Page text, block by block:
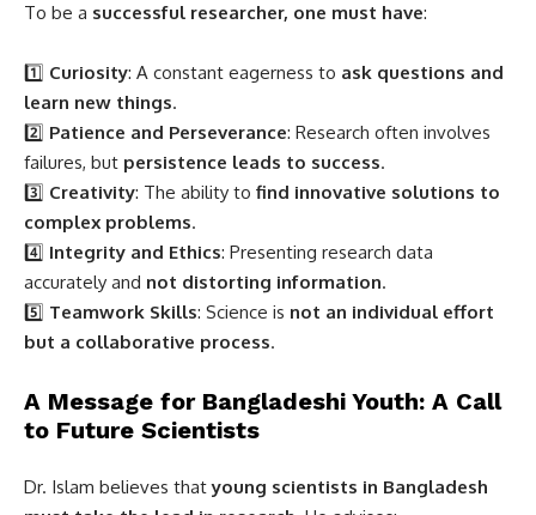
To be a successful researcher, one must have:
1️⃣ Curiosity: A constant eagerness to ask questions and
learn new things.
2️⃣ Patience and Perseverance: Research often involves
failures, but persistence leads to success.
3️⃣ Creativity: The ability to find innovative solutions to
complex problems.
4️⃣ Integrity and Ethics: Presenting research data
accurately and not distorting information.
5️⃣ Teamwork Skills: Science is not an individual effort
but a collaborative process.
A Message for Bangladeshi Youth: A Call
to Future Scientists
Dr. Islam believes thatyoung scientists in Bangladesh